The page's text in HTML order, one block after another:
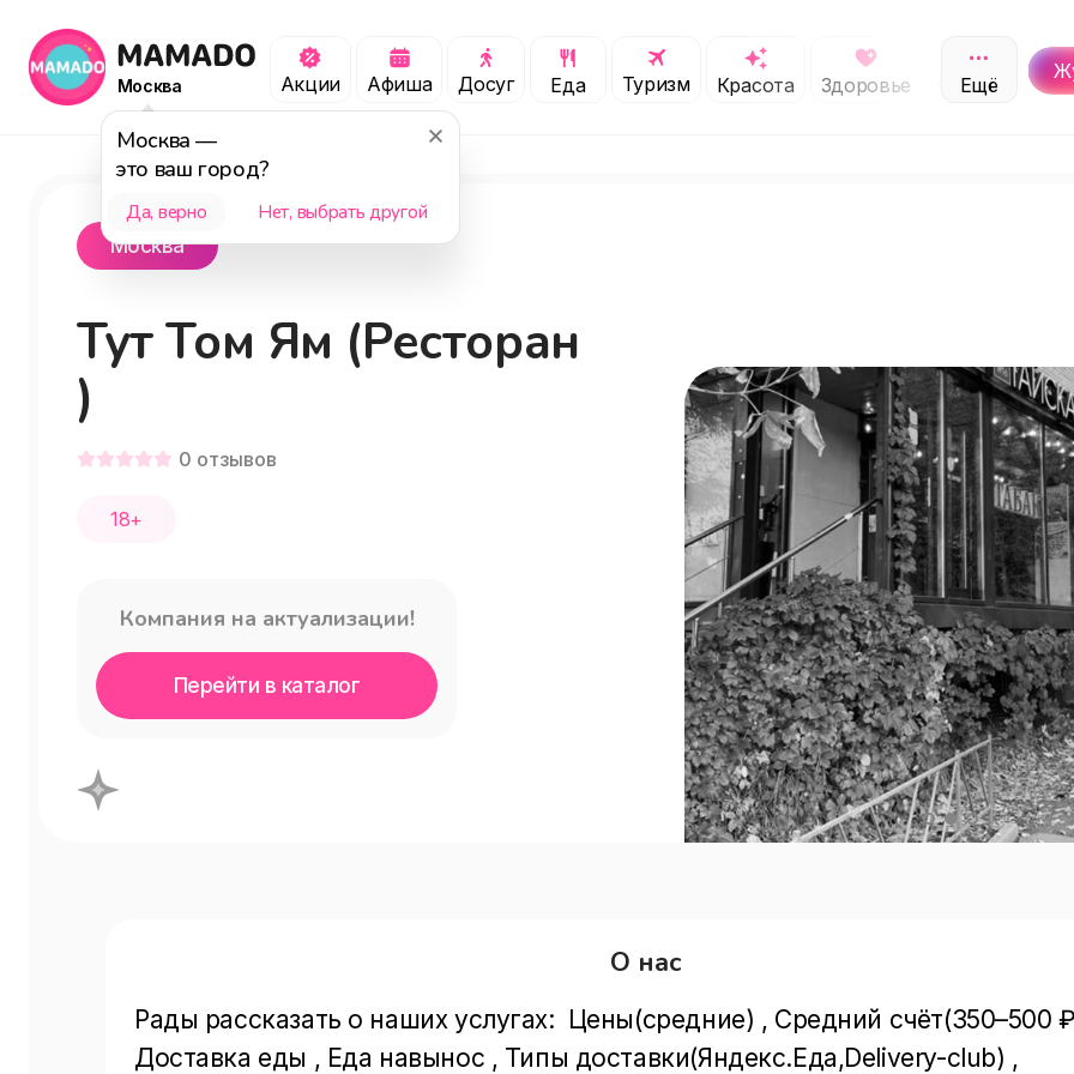
Москва
Москва —
это ваш город?
Да, верно Нет, выбрать другой
Акции Афиша Досуг Еда Туризм Красота Здоровье Обучение
Ещё
Москва
Тут Том Ям (Ресторан
)
0 отзывов
18+
Компания на актуализации!
Перейти в каталог
О нас
Рады рассказать о наших услугах:  Цены(средние) , Средний счёт(350–500
Доставка еды , Еда навынос , Типы доставки(Яндекс.Еда,Delivery-club) ,